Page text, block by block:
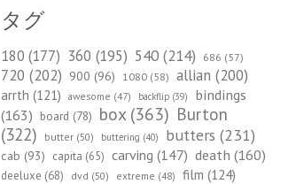
タグ
180 (177) 360 (195) 540 (214) 686 (57)
720 (202) 900 (96) 1080 (58) allian (200)
arrth (121) awesome (47) backflip (39)
bindings
(163) board (78) box(363) Burton
(322)
butter (50) buttering (40) butters (231)
cab (93) capita (65) carving (147) death (160)
deeluxe (68) dvd (50) extreme (48) film (124)